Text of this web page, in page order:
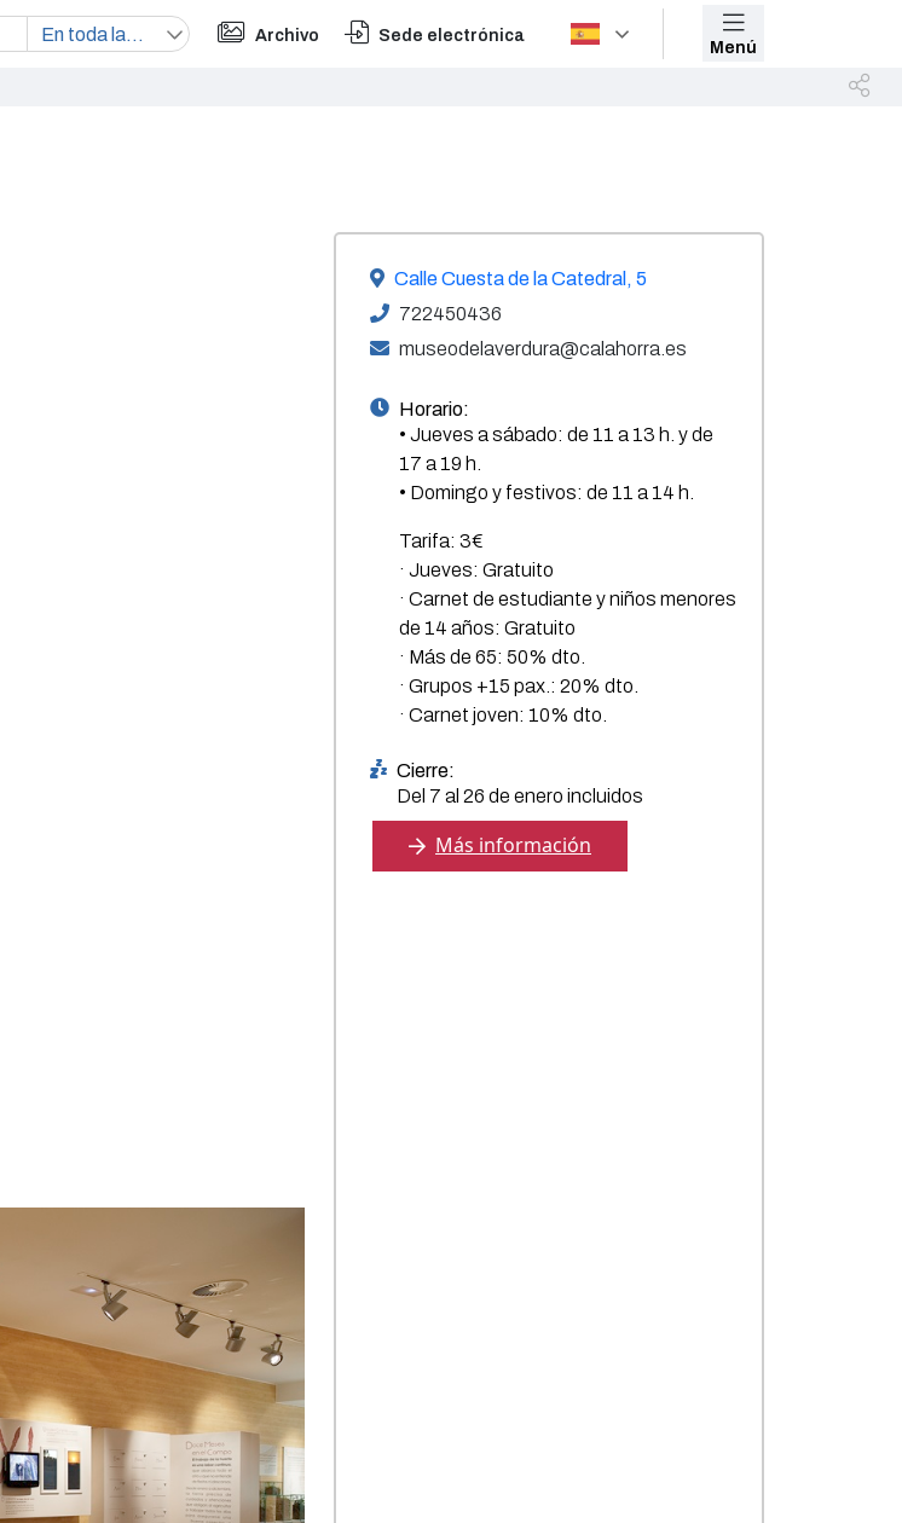
Archivo Sede electrónica
Menú
Calle Cuesta de la Catedral, 5
722450436
museodelaverdura@calahorra.es
Horario:
• Jueves a sábado: de 11 a 13 h. y de
17 a 19 h.
• Domingo y festivos: de 11 a 14 h.
Tarifa: 3€
· Jueves: Gratuito
· Carnet de estudiante y niños menores
de 14 años: Gratuito
· Más de 65: 50% dto.
· Grupos +15 pax.: 20% dto.
· Carnet joven: 10% dto.
Cierre:
Del 7 al 26 de enero incluidos
Más información